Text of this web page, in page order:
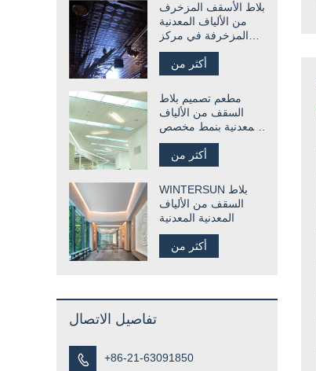
بلاط الأسقف المزخرف
من الألياف المعدنية
المزخرفة في مركز
التسوق
أكثر من
مطعم تصميم بلاط
السقف من الألياف
المعدنية بنمط مخصص
للمطعم
أكثر من
WINTERSUN بلاط
السقف من الألياف
المعدنية المعدنية
أكثر من
تفاصيل الاتصال
 +86-21-63091850